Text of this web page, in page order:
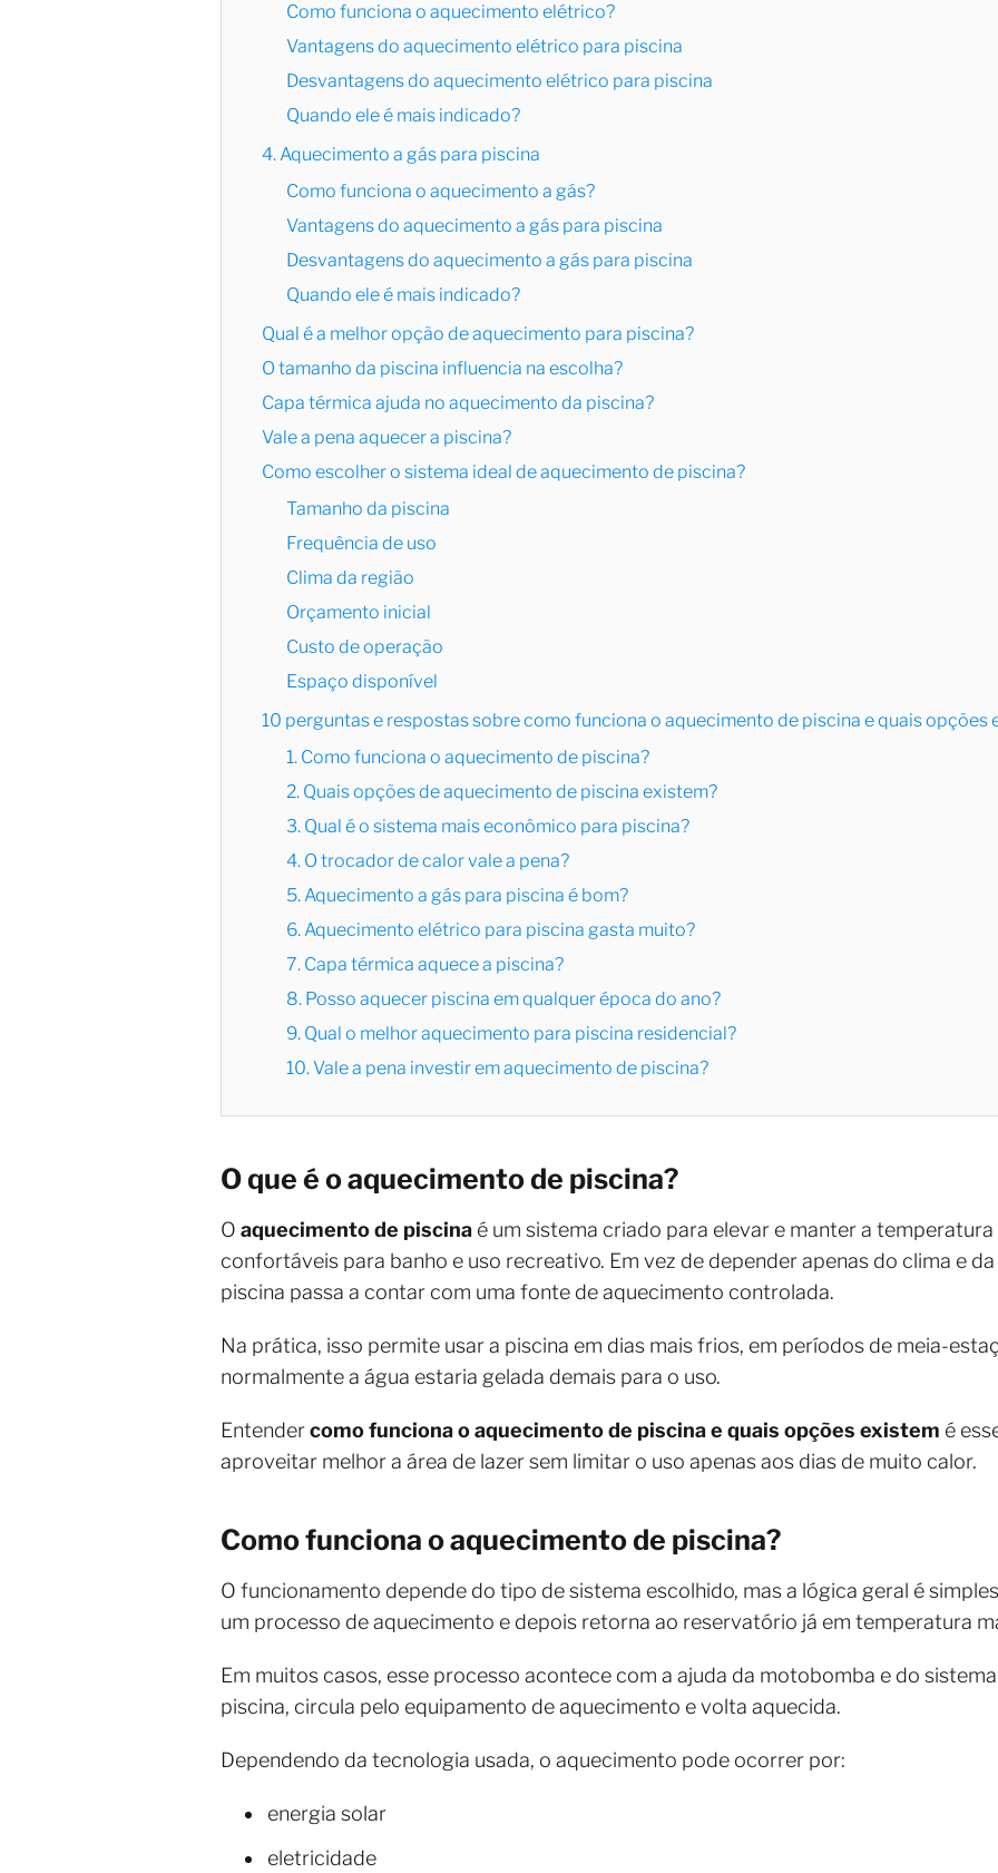
Como funciona o aquecimento elétrico?
Vantagens do aquecimento elétrico para piscina
Desvantagens do aquecimento elétrico para piscina
Quando ele é mais indicado?
4. Aquecimento a gás para piscina
Como funciona o aquecimento a gás?
Vantagens do aquecimento a gás para piscina
Desvantagens do aquecimento a gás para piscina
Quando ele é mais indicado?
Qual é a melhor opção de aquecimento para piscina?
O tamanho da piscina influencia na escolha?
Capa térmica ajuda no aquecimento da piscina?
Vale a pena aquecer a piscina?
Como escolher o sistema ideal de aquecimento de piscina?
Tamanho da piscina
Frequência de uso
Clima da região
Orçamento inicial
Custo de operação
Espaço disponível
10 perguntas e respostas sobre como funciona o aquecimento de piscina e quais opções
1. Como funciona o aquecimento de piscina?
2. Quais opções de aquecimento de piscina existem?
3. Qual é o sistema mais econômico para piscina?
4. O trocador de calor vale a pena?
5. Aquecimento a gás para piscina é bom?
6. Aquecimento elétrico para piscina gasta muito?
7. Capa térmica aquece a piscina?
8. Posso aquecer piscina em qualquer época do ano?
9. Qual o melhor aquecimento para piscina residencial?
10. Vale a pena investir em aquecimento de piscina?
O que é o aquecimento de piscina?
O aquecimento de piscina é um sistema criado para elevar e manter a temperatura
confortáveis para banho e uso recreativo. Em vez de depender apenas do clima e
piscina passa a contar com uma fonte de aquecimento controlada.
Na prática, isso permite usar a piscina em dias mais frios, em períodos de meia-
normalmente a água estaria gelada demais para o uso.
Entendercomo funciona o aquecimento de piscina e quais opções existem é
aproveitar melhor a área de lazer sem limitar o uso apenas aos dias de muito calor.
Como funciona o aquecimento de piscina?
O funcionamento depende do tipo de sistema escolhido, mas a lógica geral é
um processo de aquecimento e depois retorna ao reservatório já em temperatura
Em muitos casos, esse processo acontece com a ajuda da motobomba e do
piscina, circula pelo equipamento de aquecimento e volta aquecida.
Dependendo da tecnologia usada, o aquecimento pode ocorrer por:
energia solar
eletricidade